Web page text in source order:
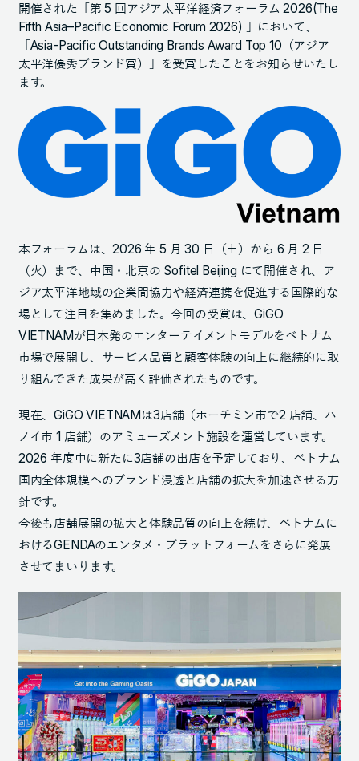
Copyright © GENDA Inc. All Rights Reserved. ENGLISH
開催された「第 5 回アジア太平洋経済フォーラム 2026(The
Fifth Asia–Pacific Economic Forum 2026) 」において、
「Asia-Pacific Outstanding Brands Award Top 10（アジア
太平洋優秀ブランド賞）」を受賞したことをお知らせいたし
ます。
本フォーラムは、2026 年 5 月 30 日（土）から 6 月 2 日
（火）まで、中国・北京の Sofitel Beijing にて開催され、ア
ジア太平洋地域の企業間協力や経済連携を促進する国際的な
場として注目を集めました。今回の受賞は、GiGO
VIETNAMが日本発のエンターテイメントモデルをベトナム
市場で展開し、サービス品質と顧客体験の向上に継続的に取
り組んできた成果が高く評価されたものです。
現在、GiGO VIETNAMは3店舗（ホーチミン市で2 店舗、ハ
ノイ市 1 店舗）のアミューズメント施設を運営しています。
2026 年度中に新たに3店舗の出店を予定しており、ベトナム
国内全体規模へのブランド浸透と店舗の拡大を加速させる方
針です。
今後も店舗展開の拡大と体験品質の向上を続け、ベトナムに
おけるGENDAのエンタメ・プラットフォームをさらに発展
させてまいります。